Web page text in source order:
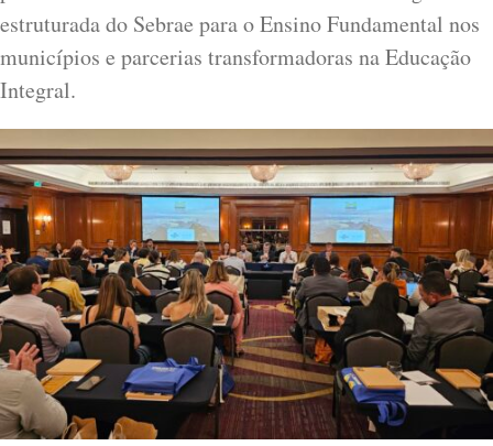
estruturada do Sebrae para o Ensino Fundamental nos
municípios e parcerias transformadoras na Educação
Integral.